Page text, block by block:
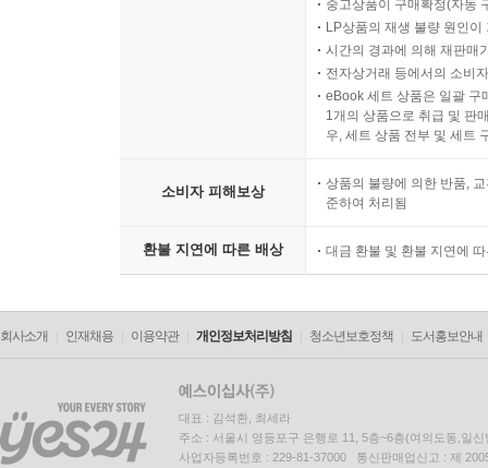
중고상품이 구매확정(자동
LP상품의 재생 불량 원인
시간의 경과에 의해 재판매
전자상거래 등에서의 소비
eBook 세트 상품은 일괄 구
1개의 상품으로 취급 및 판
우, 세트 상품 전부 및 세트
소비자 피해보상
상품의 불량에 의한 반품,
준하여 처리됨
환불 지연에 따른 배상 대금 환불 및 환불 지연에
회사소개 인재채용 이용약관 개인정보처리방침 청소년보호정책 도서홍보안내
대표 : 김석환, 최세라
주소 : 서울시 영등포구 은행로 11, 5층~6층(여의도동,일신
사업자등록번호 : 229-81-37000 통신판매업신고 : 제